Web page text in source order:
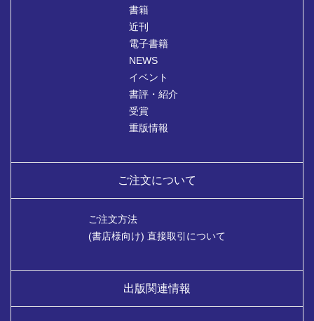
書籍
近刊
電子書籍
NEWS
イベント
書評・紹介
受賞
重版情報
ご注文について
ご注文方法
(書店様向け) 直接取引について
出版関連情報